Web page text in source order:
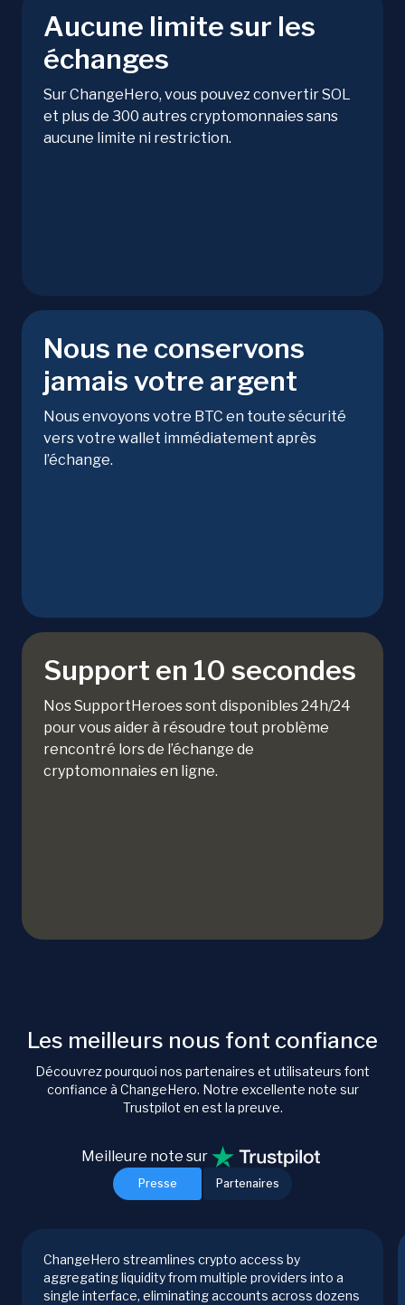
Aucune limite sur les
échanges
Sur ChangeHero, vous pouvez convertir SOL
et plus de 300 autres cryptomonnaies sans
aucune limite ni restriction.
Nous ne conservons
jamais votre argent
Nous envoyons votre BTC en toute sécurité
vers votre wallet immédiatement après
l’échange.
Support en 10 secondes
Nos SupportHeroes sont disponibles 24h/24
pour vous aider à résoudre tout problème
rencontré lors de l’échange de
cryptomonnaies en ligne.
Les meilleurs nous font confiance
Découvrez pourquoi nos partenaires et utilisateurs font
confiance à ChangeHero. Notre excellente note sur
Trustpilot en est la preuve.
Presse Partenaires
Meilleure note sur
ChangeHero streamlines crypto access by
aggregating liquidity from multiple providers into a
single interface, eliminating accounts across dozens